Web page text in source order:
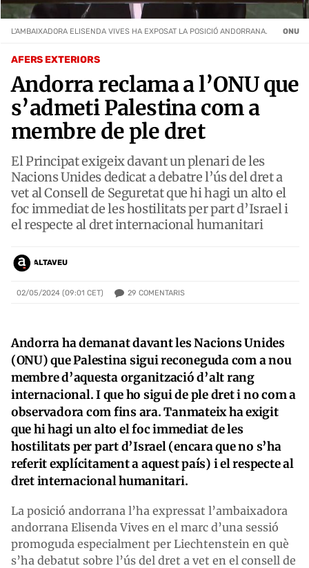
AFERS EXTERIORS
Andorra reclama a l’ONU que
s’admeti Palestina com a
membre de ple dret
El Principat exigeix davant un plenari de les
Nacions Unides dedicat a debatre l’ús del dret a
vet al Consell de Seguretat que hi hagi un alto el
foc immediat de les hostilitats per part d’Israel i
el respecte al dret internacional humanitari
ALTAVEU
02/05/2024 (09:01 CET) 29 COMENTARIS
L'AMBAIXADORA ELISENDA VIVES HA EXPOSAT LA POSICIÓ ANDORRANA. ONU
Andorra ha demanat davant les Nacions Unides
(ONU) que Palestina sigui reconeguda com a nou
membre d’aquesta organització d’alt rang
internacional. I que ho sigui de ple dret i no com a
observadora com fins ara. Tanmateix ha exigit
que hi hagi un alto el foc immediat de les
hostilitats per part d’Israel (encara que no s’ha
referit explícitament a aquest país) i el respecte al
dret internacional humanitari.
La posició andorrana l’ha expressat l’ambaixadora
andorrana Elisenda Vives en el marc d’una sessió
promoguda especialment per Liechtenstein en què
s’ha debatut sobre l’ús del dret a vet en el consell de